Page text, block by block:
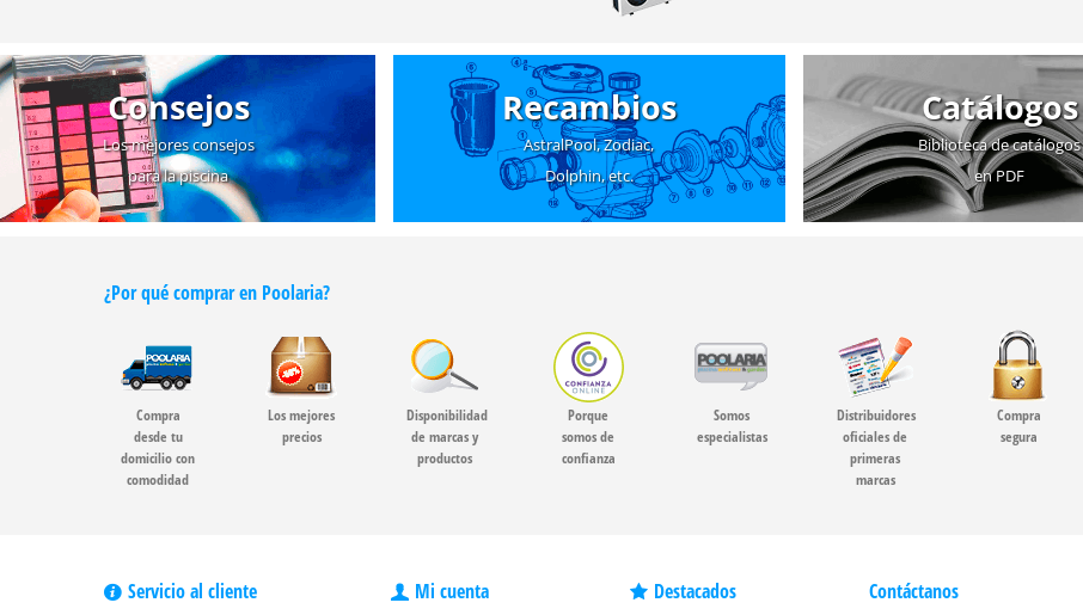
Consejos
Los mejores consejos
para la piscina
Recambios
AstralPool, Zodiac,
Dolphin, etc.
Catálogos
Biblioteca de catálogos
en PDF
¿Por qué comprar en Poolaria?
Compra
desde tu
domicilio con
comodidad
Los mejores
precios
Disponibilidad
de marcas y
productos
Porque
somos de
confianza
Somos
especialistas
Distribuidores
oficiales de
primeras
marcas
Compra
segura
Servicio al cliente Mi cuenta Destacados Contáctanos